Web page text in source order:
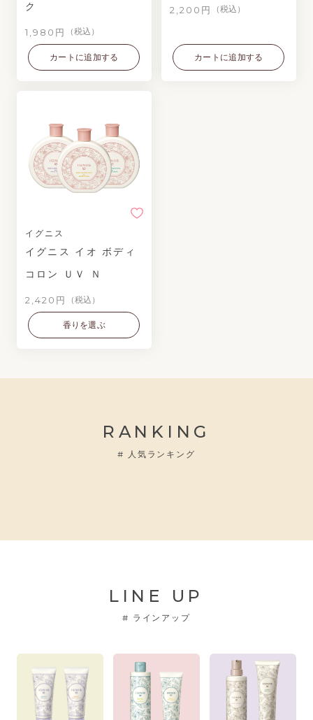
ク
1,980円 （税込）
カートに追加する
2,200円 （税込）
カートに追加する
イグニス
イグニス イオ ボディ
コロン ＵＶ Ｎ
2,420円 （税込）
香りを選ぶ
RANKING
# 人気ランキング
LINE UP
# ラインアップ